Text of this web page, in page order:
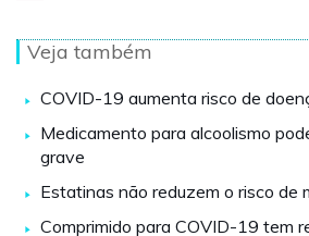
Veja também
COVID-19 aumenta risco de
Medicamento para alcoolismo
grave
Estatinas não reduzem o risco de
Comprimido para COVID-19 tem